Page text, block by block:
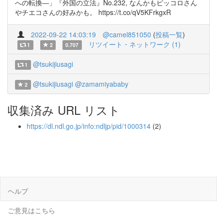
への転換―」『外国の立法』No.232, なんかもピッコロさん
やチエコさんの好みかも。 https://t.co/qV5KFrkgxR
2022-09-22 14:03:19 @camel851050 (投稿一覧)
1 2 0.707 リツイート・ネットワーク (1)
1 @tsukijiusagi
2 @tsukijiusagi @zamamiyababy
収集済み URL リスト
https://dl.ndl.go.jp/info:ndljp/pid/1000314 (2)
ヘルプ
ご意見はこちら